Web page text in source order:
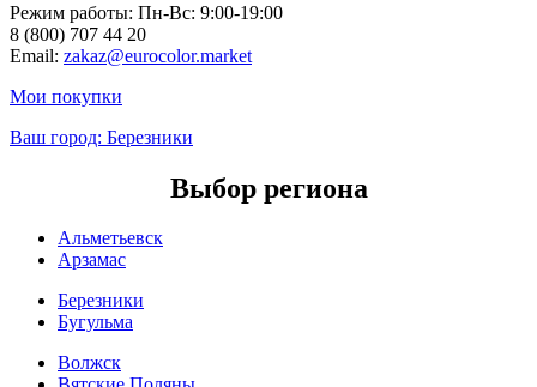
Режим работы: Пн-Вc: 9:00-19:00
8 (800) 707 44 20
Email: zakaz@eurocolor.market
Мои покупки
Ваш город: Березники
Выбор региона
Альметьевск
Арзамас
Березники
Бугульма
Волжск